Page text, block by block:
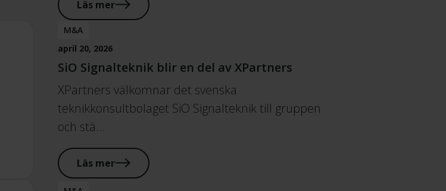
Läs mer
M&A
april 20, 2026
SiO Signalteknik blir en del av XPartners
XPartners välkomnar det svenska
teknikkonsultbolaget SiO Signalteknik till gruppen
och stä…
Läs mer